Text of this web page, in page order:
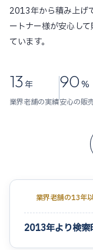
2013年から積み上げ
ートナー様が安心し
ています。
13年
業界老舗の実績
90%
安心の販
業界老舗の13年
2013年より検索